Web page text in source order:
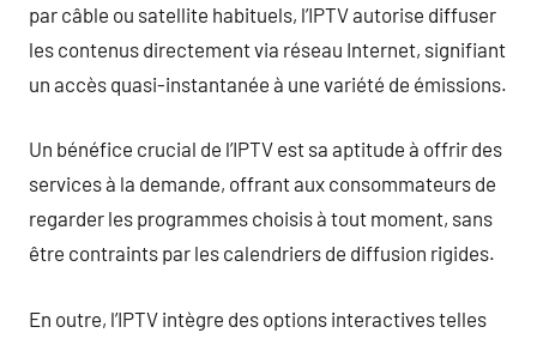
par câble ou satellite habituels, l’IPTV autorise diffuser
les contenus directement via réseau Internet, signifiant
un accès quasi-instantanée à une variété de émissions.
Un bénéfice crucial de l’IPTV est sa aptitude à offrir des
services à la demande, offrant aux consommateurs de
regarder les programmes choisis à tout moment, sans
être contraints par les calendriers de diffusion rigides.
En outre, l’IPTV intègre des options interactives telles